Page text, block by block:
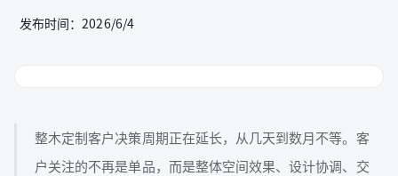
发布时间：2026/6/4
整木定制客户决策周期正在延长，从几天到数月不等。客
户关注的不再是单品，而是整体空间效果、设计协调、交